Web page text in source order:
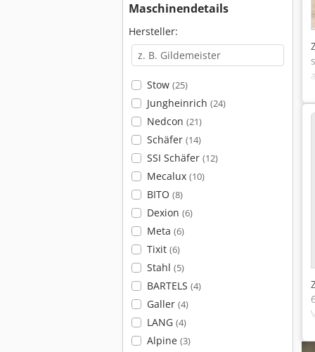
Maschinendetails
Hersteller:
Stow (25)
Jungheinrich (24)
Nedcon (21)
Schäfer (14)
SSI Schäfer (12)
Mecalux (10)
BITO (8)
Dexion (6)
Meta (6)
Tixit (6)
Stahl (5)
BARTELS (4)
Galler (4)
LANG (4)
Alpine (3)